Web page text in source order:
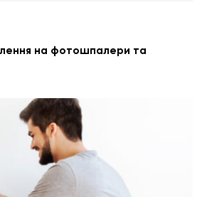
на фотошпалери та